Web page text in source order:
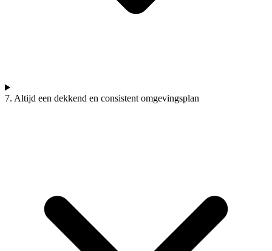
7. Altijd een dekkend en consistent omgevingsplan